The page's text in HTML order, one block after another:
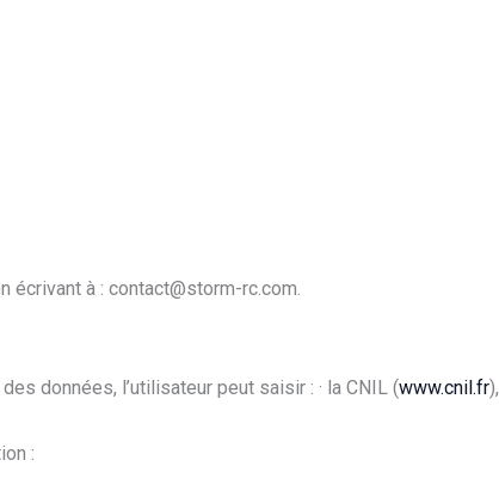
à : contact@storm-rc.com.
données, l’utilisateur peut saisir : · la CNIL (www.cnil.fr),
: